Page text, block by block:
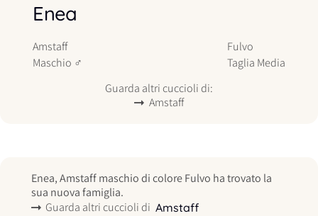
Enea
Amstaff
Maschio ♂
Fulvo
Taglia Media
Guarda altri cuccioli di:
Amstaff
Enea, Amstaff maschio di colore Fulvo ha trovato la
sua nuova famiglia.
Guarda altri cuccioli di Amstaff